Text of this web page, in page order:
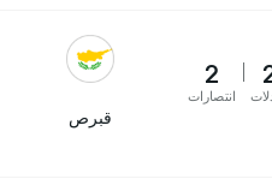
2
انتصارات
قبرص